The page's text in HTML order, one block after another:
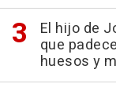
El hijo de
que
huesos y